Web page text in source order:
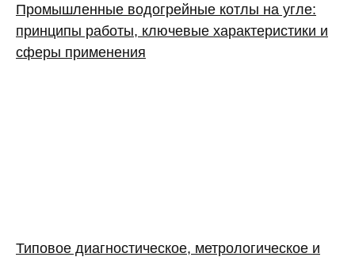
Промышленные водогрейные котлы на угле:
принципы работы, ключевые характеристики и
сферы применения
Типовое диагностическое, метрологическое и